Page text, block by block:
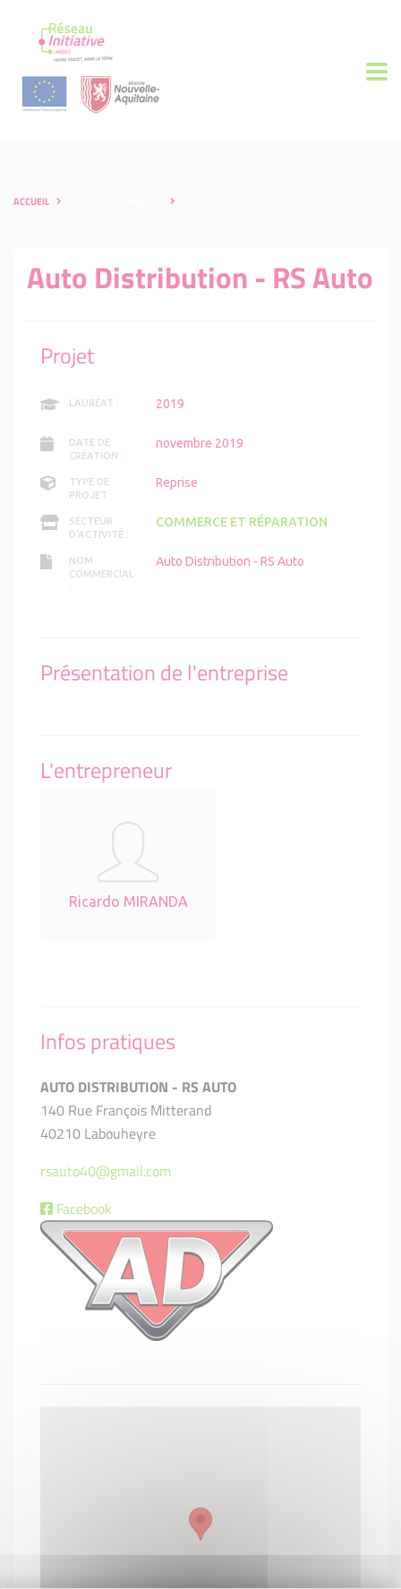
ACCUEIL
Auto Distribution - RS Auto
Projet
LAURÉAT : 2019
DATE DE
CRÉATION :
novembre 2019
TYPE DE
PROJET :
Reprise
SECTEUR
D'ACTIVITÉ :
COMMERCE ET RÉPARATION
NOM
COMMERCIAL
:
Auto Distribution - RS Auto
Présentation de l'entreprise
L'entrepreneur
Ricardo MIRANDA
Infos pratiques
AUTO DISTRIBUTION - RS AUTO
140 Rue François Mitterand
40210 Labouheyre
rsauto40@gmail.com
Facebook